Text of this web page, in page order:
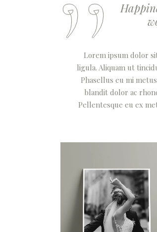
Lorem ipsum dolor
ligula. Aliquam ut
Phasellus eu mi
blandit dolor ac
Pellentesque eu ex